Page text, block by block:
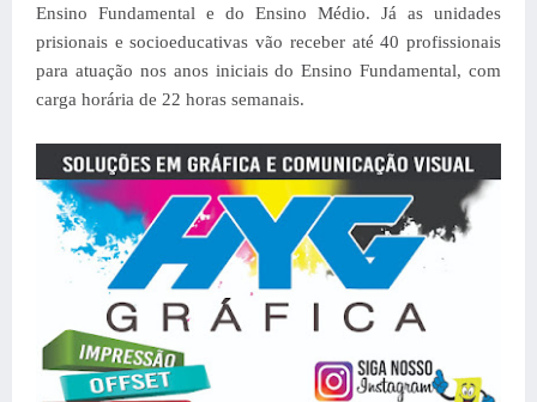
Ensino Fundamental e do Ensino Médio. Já as unidades
prisionais e socioeducativas vão receber até 40 profissionais
para atuação nos anos iniciais do Ensino Fundamental, com
carga horária de 22 horas semanais.